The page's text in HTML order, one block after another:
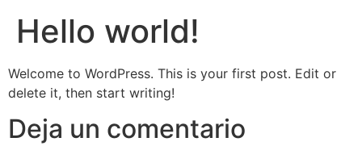
Hello world!
Welcome to WordPress. This is your first post. Edit or
delete it, then start writing!
Deja un comentario